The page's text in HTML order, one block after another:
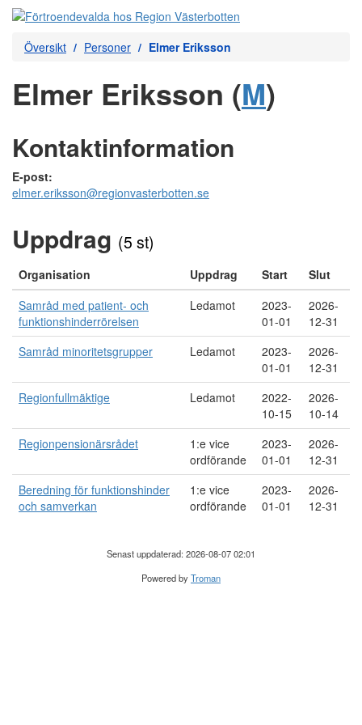
Översikt Personer Elmer Eriksson
Elmer Eriksson (M)
Kontaktinformation
E-post:
elmer.eriksson@regionvasterbotten.se
Uppdrag (5 st)
Organisation Uppdrag Start
Slut
Samråd med patient- och
funktionshinderrörelsen
Ledamot
2023-
01-01
2026-
12-31
Samråd minoritetsgrupper
Ledamot
2023-
01-01
2026-
12-31
Regionfullmäktige
Ledamot
2022-
10-15
2026-
10-14
Regionpensionärsrådet
1:e vice
ordförande
2023-
01-01
2026-
12-31
Beredning för funktionshinder
och samverkan
1:e vice
ordförande
2023-
01-01
2026-
12-31
Senast uppdaterad: 2026-08-07 02:01
Powered byTroman